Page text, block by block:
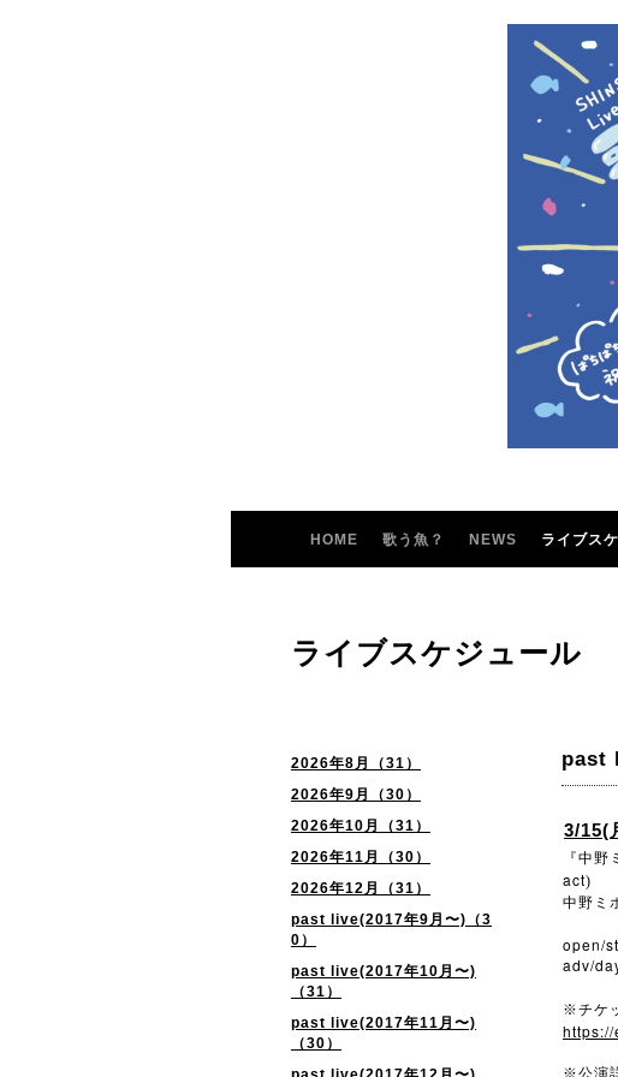
HOME 歌う魚？ NEWS ライブス
2026年8月（31）
2026年9月（30）
2026年10月（31）
2026年11月（30）
2026年12月（31）
past live(2017年9月〜)（3
0）
past live(2017年10月〜)
（31）
past live(2017年11月〜)
（30）
ライブスケジュール
past
3/15(
『中
act)
中野ミ
open/
adv/
※チケ
※公演